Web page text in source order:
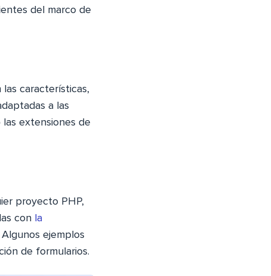
del marco de
características,
a las
extensiones de
proyecto PHP,
con la
Algunos ejemplos
de formularios.